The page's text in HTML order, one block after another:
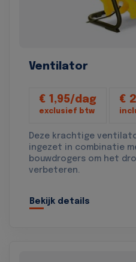
Ventilator
€ 1,95/dag
exclusief btw
€
Deze krachtige
ingezet in combinatie
bouwdrogers om het
verbeteren.
Bekijk details